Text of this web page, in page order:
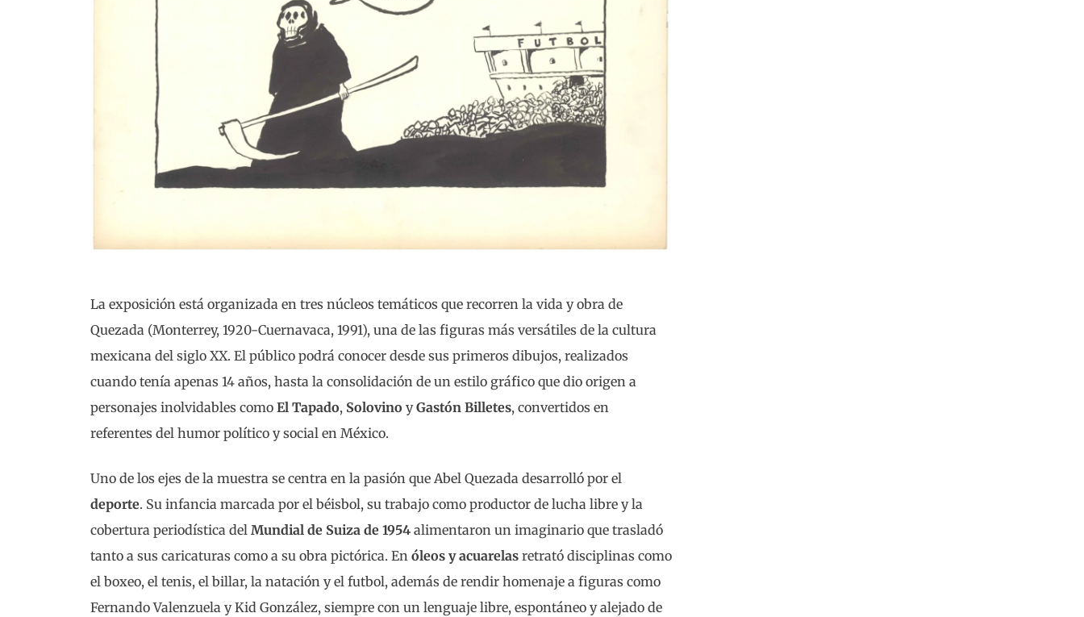
La exposición está organizada en tres núcleos temáticos que recorren la vida y obra de
Quezada (Monterrey, 1920-Cuernavaca, 1991), una de las figuras más versátiles de la cultura
mexicana del siglo XX. El público podrá conocer desde sus primeros dibujos, realizados
cuando tenía apenas 14 años, hasta la consolidación de un estilo gráfico que dio origen a
personajes inolvidables como El Tapado, Solovino yGastón Billetes, convertidos en
referentes del humor político y social en México.
Uno de los ejes de la muestra se centra en la pasión que Abel Quezada desarrolló por el
deporte. Su infancia marcada por el béisbol, su trabajo como productor de lucha libre y la
cobertura periodística del Mundial de Suiza de 1954 alimentaron un imaginario que trasladó
tanto a sus caricaturas como a su obra pictórica. En óleos y acuarelas retrató disciplinas como
el boxeo, el tenis, el billar, la natación y el futbol, además de rendir homenaje a figuras como
Fernando Valenzuela y Kid González, siempre con un lenguaje libre, espontáneo y alejado de